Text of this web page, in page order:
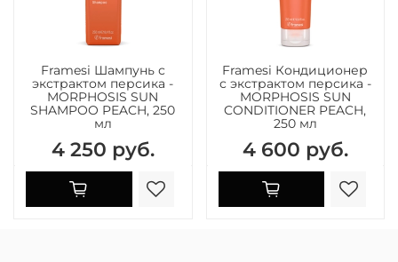
Framesi Шампунь с
экстрактом персика -
MORPHOSIS SUN
SHAMPOO PEACH, 250
мл
4 250 руб.
Framesi Кондиционер
с экстрактом персика -
MORPHOSIS SUN
CONDITIONER PEACH,
250 мл
4 600 руб.